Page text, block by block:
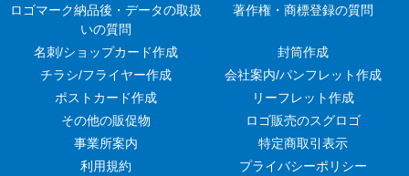
ロゴマーク納品後・データの取扱
いの質問
著作権・商標登録の質問
名刺/ショップカード作成
封筒作成
チラシ/フライヤー作成
会社案内/パンフレット作成
ポストカード作成
リーフレット作成
その他の販促物
ロゴ販売のスグロゴ
事業所案内
特定商取引表示
利用規約
プライバシーポリシー